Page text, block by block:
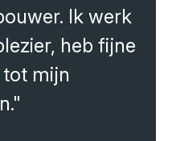
Ik werk
heb fijne
tot mijn